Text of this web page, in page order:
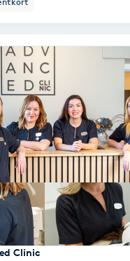
Clinic